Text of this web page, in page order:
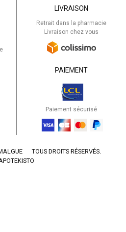
LIVRAISON
Retrait dans la pharmacie
Livraison chez vous
PAIEMENT
Paiement sécurisé
TOUS DROITS RÉSERVÉS.